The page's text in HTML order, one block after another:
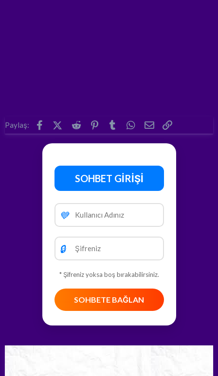
Paylaş: FacebookX (Twitter)
Reddit Pinterest
Tumblr WhatsApp
E-posta
SOHBET GİRİŞİ
💙
🔒
* Şifreniz yoksa boş bırakabilirsiniz.
SOHBETE BAĞLAN